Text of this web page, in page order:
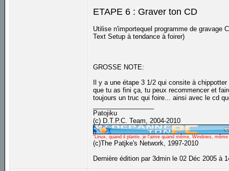
ETAPE 6 : Graver ton CD
Utilise n'importequel programme de
Text Setup à tendance à foirer)
GROSSE NOTE:
Il y a une étape 3 1/2 qui consite à
que tu as fini ça, tu peux recommencer et
toujours un truc qui foire... ainsi avec le cd
Patojiku
(c) D.T.P.C. Team, 2004-2010
"Linux, quand il plante, je l'aime quand même, Windows,
(c)The Patjke's Network, 1997-2010
Dernière édition par 3dmin le 02 Déc 2005 à